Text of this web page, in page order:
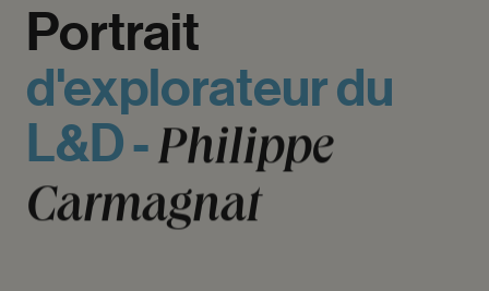
Portrait
d'explorateurdu
L&D-Philippe
Carmagnat